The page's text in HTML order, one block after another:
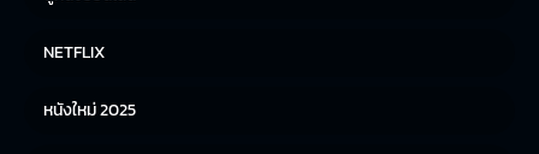
หนังญี่ปุ่น
NETFLIX
หนังใหม่ 2025